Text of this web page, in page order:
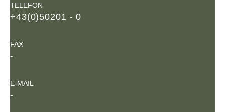
TELEFON
+43(0)50201 - 0
FAX
-
E-MAIL
-